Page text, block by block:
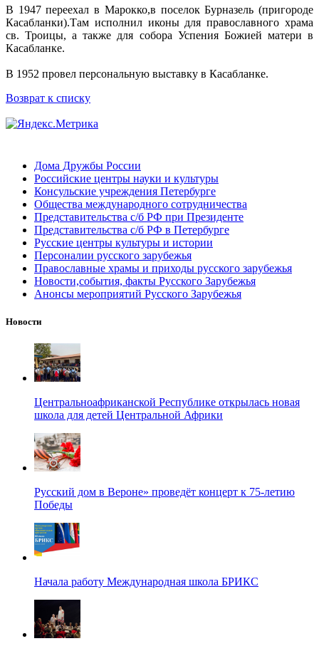
В 1947 переехал в Марокко,в поселок Бурназель (пригороде
Касабланки).Там исполнил иконы для православного храма
св. Троицы, а также для собора Успения Божией матери в
Касабланке.
В 1952 провел персональную выставку в Касабланке.
Возврат к списку
Дома Дружбы России
Российские центры науки и культуры
Консульские учреждения Петербурге
Общества международного сотрудничества
Представительства с/б РФ при Президенте
Представительства с/б РФ в Петербурге
Русские центры культуры и истории
Персоналии русского зарубежья
Православные храмы и приходы русского зарубежья
Новости,события, факты Русского Зарубежья
Анонсы мероприятий Русского Зарубежья
Новости
Центральноафриканской Республике открылась новая
школа для детей Центральной Африки
Русский дом в Вероне» проведёт концерт к 75-летию
Победы
Начала работу Международная школа БРИКС